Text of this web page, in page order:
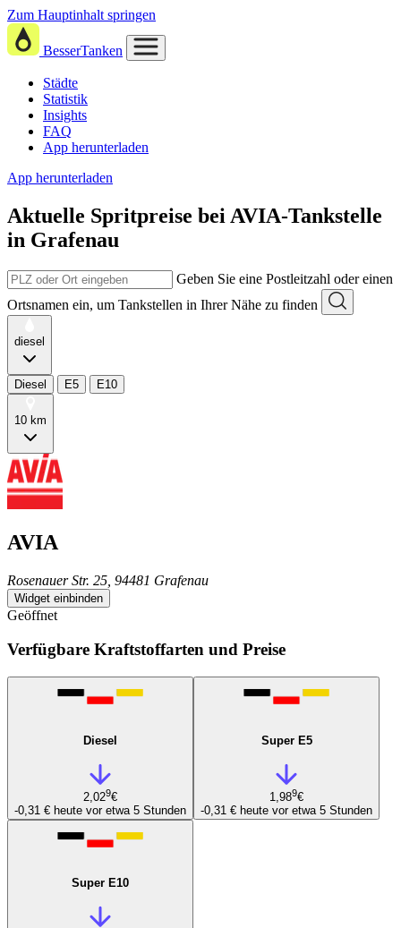
Zum Hauptinhalt springen
BesserTanken
Städte
Statistik
Insights
FAQ
App herunterladen
App herunterladen
Aktuelle Spritpreise bei AVIA-Tankstelle
in Grafenau
Geben Sie eine Postleitzahl oder einen
Ortsnamen ein, um Tankstellen in Ihrer Nähe zu finden
diesel
Diesel E5 E10
10 km
AVIA
Rosenauer Str. 25, 94481 Grafenau
Widget einbinden
Geöffnet
Verfügbare Kraftstoffarten und Preise
Diesel
2,029€
-0,31 € heute vor etwa 5 Stunden
Super E5
1,989€
-0,31 € heute vor etwa 5 Stunden
Super E10